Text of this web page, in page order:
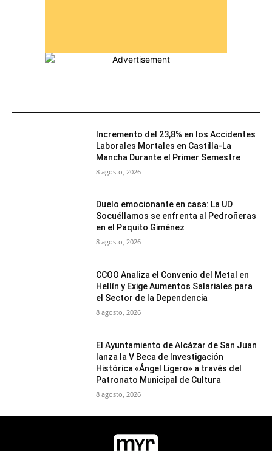
Incremento del 23,8% en los Accidentes
Laborales Mortales en Castilla-La
Mancha Durante el Primer Semestre
8 agosto, 2026
Duelo emocionante en casa: La UD
Socuéllamos se enfrenta al Pedroñeras
en el Paquito Giménez
8 agosto, 2026
CCOO Analiza el Convenio del Metal en
Hellín y Exige Aumentos Salariales para
el Sector de la Dependencia
8 agosto, 2026
El Ayuntamiento de Alcázar de San Juan
lanza la V Beca de Investigación
Histórica «Ángel Ligero» a través del
Patronato Municipal de Cultura
8 agosto, 2026